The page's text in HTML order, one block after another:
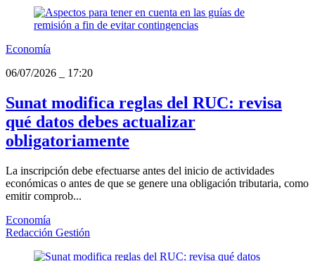
Economía
06/07/2026
17:20
Sunat modifica reglas del RUC: revisa
qué datos debes actualizar
obligatoriamente
La inscripción debe efectuarse antes del inicio de actividades
económicas o antes de que se genere una obligación tributaria, como
emitir comprob...
Economía
Redacción Gestión